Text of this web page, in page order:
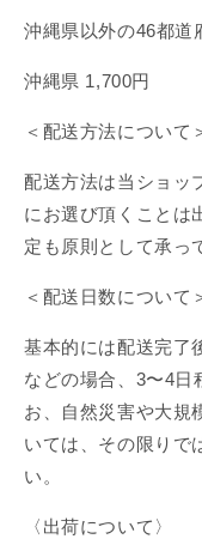
沖縄県以外の46都道
沖縄県 1,700円
＜配送方法について
配送方法は当ショッ
にお選び頂くことは
定も原則として承っ
＜配送日数について
基本的には配送完了
などの場合、3〜4日
お、自然災害や大規
いては、その限りで
い。
〈出荷について〉